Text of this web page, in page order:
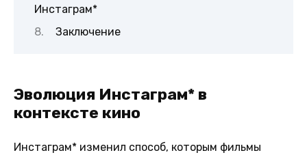
Инстаграм*
Заключение
Эволюция Инстаграм* в
контексте кино
Инстаграм* изменил способ, которым фильмы